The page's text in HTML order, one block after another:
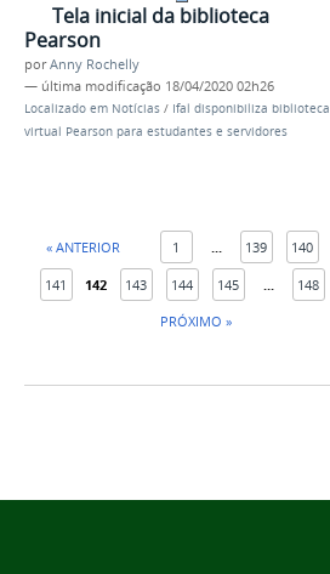
Tela inicial da biblioteca
Pearson
porAnny Rochelly
— última modificação 18/04/2020 02h26
Localizado em Notícias / Ifal disponibiliza biblioteca
virtual Pearson para estudantes e servidores
« ANTERIOR 1 139 140
141 142 143 144 145
148
PRÓXIMO »